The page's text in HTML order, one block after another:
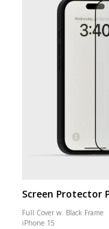
Screen Protector
Full Cover w. Black Frame
iPhone 15